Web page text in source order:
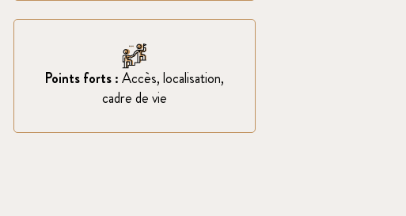
Points forts :Accès, localisation,
cadre de vie